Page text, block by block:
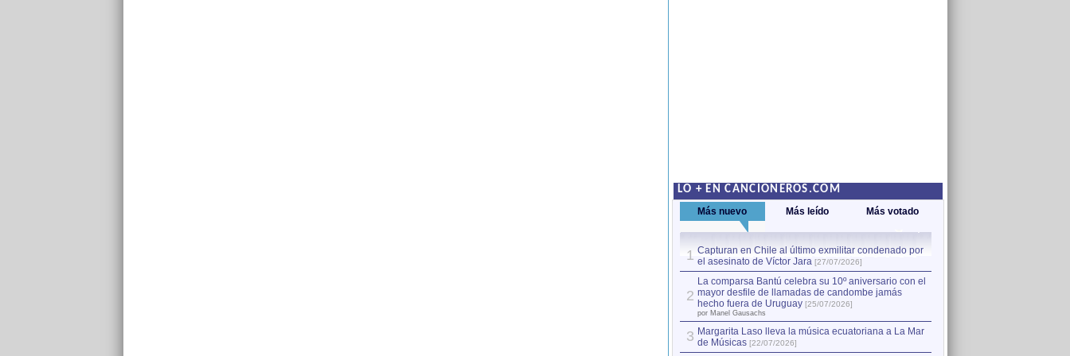
LO + EN CANCIONEROS.COM
Más nuevo Más leído Más votado
1 Capturan en Chile al último exmilitar condenado por
el asesinato de Víctor Jara [27/07/2026]
2
La comparsa Bantú celebra su 10º aniversario con el
mayor desfile de llamadas de candombe jamás
hecho fuera de Uruguay [25/07/2026]
por Manel Gausachs
3 Margarita Laso lleva la música ecuatoriana a La Mar
de Músicas [22/07/2026]